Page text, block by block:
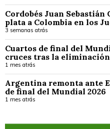
Cordobés Juan Sebastián
plata a Colombia en los
3 semanas atrás
Cuartos de final del
cruces tras la
1 mes atrás
Argentina remonta ante
de final del Mundial 2026
1 mes atrás